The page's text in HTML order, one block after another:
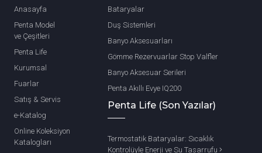
Anasayfa
Penta Model
ve Çeşitleri
Penta Life
Kurumsal
Fuarlar
Satış & Servis
e-Katalog
Online Koleksiyon
Katalogları
Bataryalar
Duş Sistemleri
Banyo Aksesuarları
Gömme Rezervuarlar Stop Valfler
Banyo Aksesuar Serileri
Penta Akıllı Evye IQ200
Penta Life (Son Yazılar)
Termostatik Bataryalar: Sıcaklık
Kontrolüyle Enerji ve Su Tasarrufu